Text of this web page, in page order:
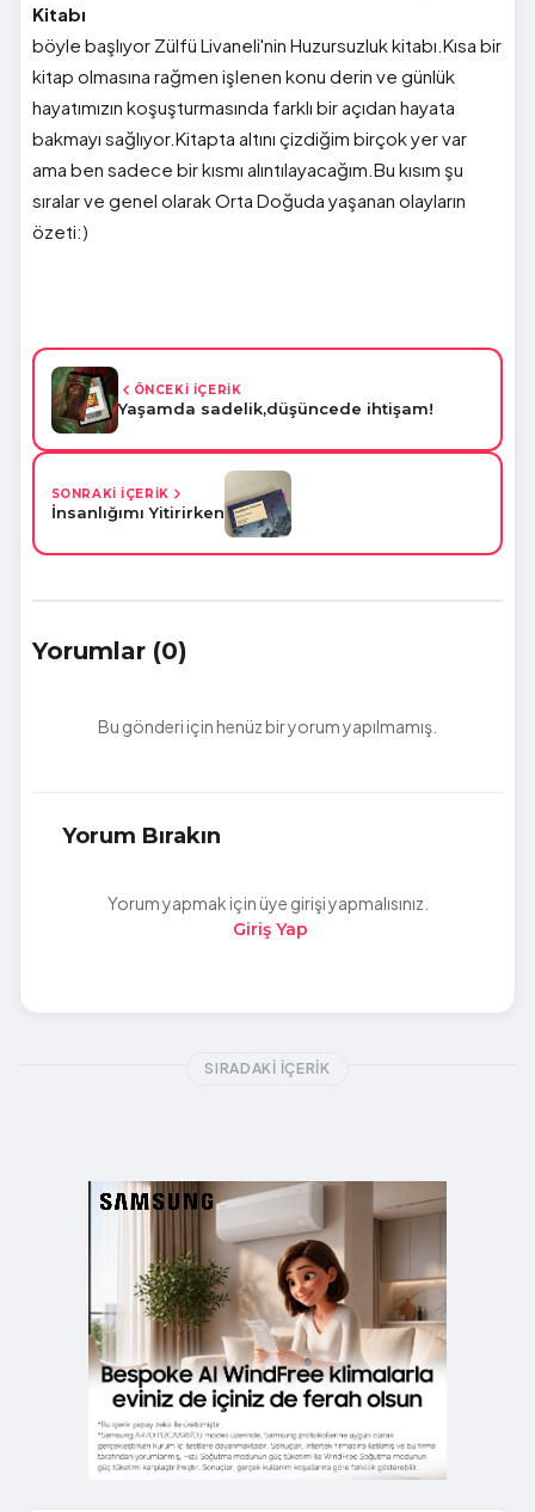
Kitabı
böyle başlıyor Zülfü Livaneli'nin Huzursuzluk kitabı.Kısa bir
kitap olmasına rağmen işlenen konu derin ve günlük
hayatımızın koşuşturmasında farklı bir açıdan hayata
bakmayı sağlıyor.Kitapta altını çizdiğim birçok yer var
ama ben sadece bir kısmı alıntılayacağım.Bu kısım şu
sıralar ve genel olarak Orta Doğuda yaşanan olayların
özeti:)
ÖNCEKİ İÇERİK
Yaşamda sadelik,düşüncede ihtişam!
SONRAKİ İÇERİK
İnsanlığımı Yitirirken
Yorumlar (0)
Bu gönderi için henüz bir yorum yapılmamış.
Yorum Bırakın
Yorum yapmak için üye girişi yapmalısınız.
Giriş Yap
SIRADAKI İÇERIK